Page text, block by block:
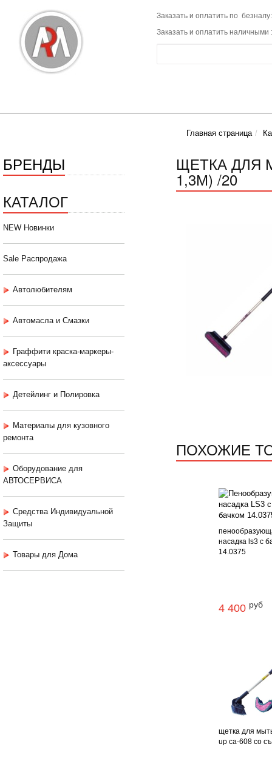
Заказать и оплатить по
Заказать и оплатить наличными
Главная страница
БРЕНДЫ
КАТАЛОГ
NEW Новинки
Sale Распродажа
Автолюбителям
Автомасла и Смазки
Граффити краска-маркеры-
аксессуары
Детейлинг и Полировка
Материалы для кузовного
ремонта
Оборудование для
АВТОСЕРВИСА
Средства Индивидуальной
Защиты
Товары для Дома
ЩЕТКА ДЛЯ
1,3М) /20
ПОХОЖИЕ
насадка ls3 с
14.0375
4 400 руб
щетка для
up ca-608 со